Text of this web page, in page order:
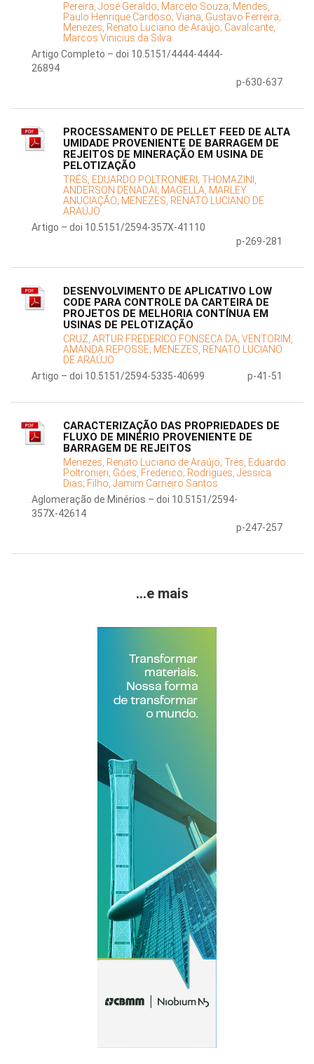
Pereira, José Geraldo; Marcelo Souza; Mendes,
Paulo Henrique Cardoso; Viana, Gustavo Ferreira;
Menezes, Renato Luciano de Araújo; Cavalcante,
Marcos Vinicius da Silva
Artigo Completo – doi 10.5151/4444-4444-
26894
p-630-637
PROCESSAMENTO DE PELLET FEED DE ALTA
UMIDADE PROVENIENTE DE BARRAGEM DE
REJEITOS DE MINERAÇÃO EM USINA DE
PELOTIZAÇÃO
TRÉS, EDUARDO POLTRONIERI; THOMAZINI,
ANDERSON DENADAI; MAGELLA, MARLEY
ANUCIAÇÃO; MENEZES, RENATO LUCIANO DE
ARAÚJO
Artigo – doi 10.5151/2594-357X-41110
p-269-281
DESENVOLVIMENTO DE APLICATIVO LOW
CODE PARA CONTROLE DA CARTEIRA DE
PROJETOS DE MELHORIA CONTÍNUA EM
USINAS DE PELOTIZAÇÃO
CRUZ, ARTUR FREDERICO FONSECA DA; VENTORIM,
AMANDA REPOSSE; MENEZES, RENATO LUCIANO
DE ARAÚJO
Artigo – doi 10.5151/2594-5335-40699
p-41-51
CARACTERIZAÇÃO DAS PROPRIEDADES DE
FLUXO DE MINÉRIO PROVENIENTE DE
BARRAGEM DE REJEITOS
Menezes, Renato Luciano de Araújo; Trés, Eduardo
Poltronieri; Góes, Frederico; Rodrigues, Jessica
Dias; Filho, Jamim Carneiro Santos
Aglomeração de Minérios – doi 10.5151/2594-
357X-42614
p-247-257
...e mais